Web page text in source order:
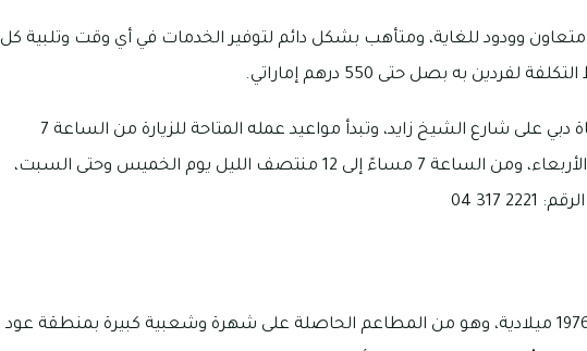
وودود للغاية، ومتأهب بشكل دائم لتوفير الخدمات في أي وقت وتلبية كل
به بصل حتى 550 درهم إماراتي.
يقع مطعم منهاتن جريل في جراند حياة دبي على شارع الشيخ زايد، وتبدأ مواعيد عمله المتاحة للزيارة من الساعة 7
مساءً إلى 11:30 مساءً يوم الأحد وحتى الأربعاء، ومن الساعة 7 مساءً إلى 12 منتصف الليل يوم الخميس وحتى السبت،
317 04
افتتح مطعم جولدن دراجون في سنة 1976 ميلادية، وهو من المطاعم الحاصلة على شهرة وشعبية كبيرة بمنطقة عود